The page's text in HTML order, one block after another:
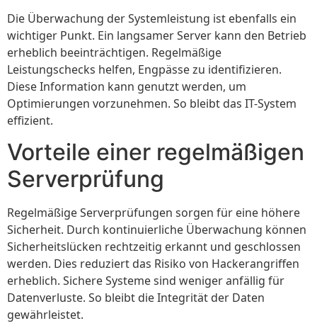
Die Überwachung der Systemleistung ist ebenfalls ein
wichtiger Punkt. Ein langsamer Server kann den Betrieb
erheblich beeinträchtigen. Regelmäßige
Leistungschecks helfen, Engpässe zu identifizieren.
Diese Information kann genutzt werden, um
Optimierungen vorzunehmen. So bleibt das IT-System
effizient.
Vorteile einer regelmäßigen
Serverprüfung
Regelmäßige Serverprüfungen sorgen für eine höhere
Sicherheit. Durch kontinuierliche Überwachung können
Sicherheitslücken rechtzeitig erkannt und geschlossen
werden. Dies reduziert das Risiko von Hackerangriffen
erheblich. Sichere Systeme sind weniger anfällig für
Datenverluste. So bleibt die Integrität der Daten
gewährleistet.